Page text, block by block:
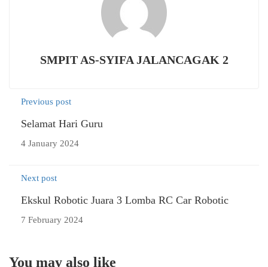
SMPIT AS-SYIFA JALANCAGAK 2
Previous post
Selamat Hari Guru
4 January 2024
Next post
Ekskul Robotic Juara 3 Lomba RC Car Robotic
7 February 2024
You may also like